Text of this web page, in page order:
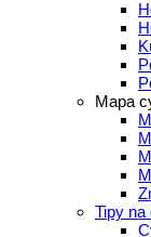
Mapa
Tipy